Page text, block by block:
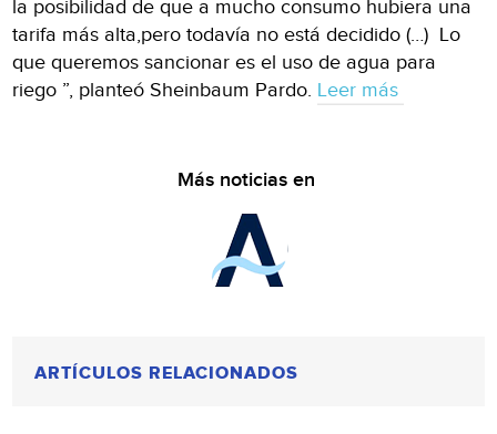
la posibilidad de que a mucho consumo hubiera una
tarifa más alta,pero todavía no está decidido (…) Lo
que queremos sancionar es el uso de agua para
riego ”, planteó Sheinbaum Pardo. Leer más
Más noticias en
ARTÍCULOS RELACIONADOS